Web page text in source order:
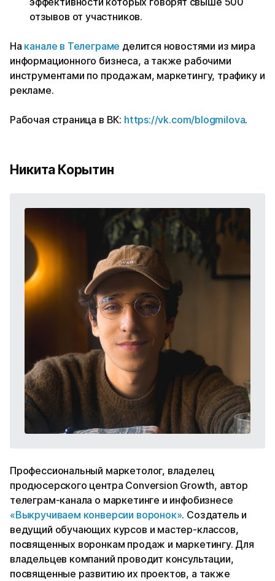
отзывов от участников.
На канале в Телеграме делится новостями из мира
информационного бизнеса, а также рабочими
инструментами по продажам, маркетингу, трафику и
рекламе.
Рабочая страница в ВК: https://vk.com/blogmilova.
Никита Корытин
Профессиональный маркетолог, владелец
продюсерского центра Conversion Growth, автор
телеграм-канала о маркетинге и инфобизнесе
«Выкручиваем конверсии воронок». Создатель и
ведущий обучающих курсов и мастер-классов,
посвященных воронкам продаж и маркетингу. Для
владельцев компаний проводит консультации,
посвященные развитию их проектов, а также